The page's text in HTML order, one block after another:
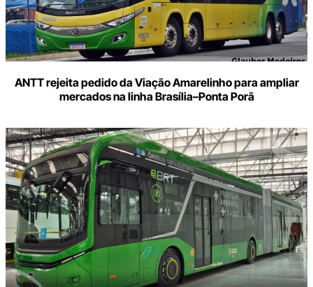
ANTT rejeita pedido da Viação Amarelinho para ampliar
mercados na linha Brasília–Ponta Porã